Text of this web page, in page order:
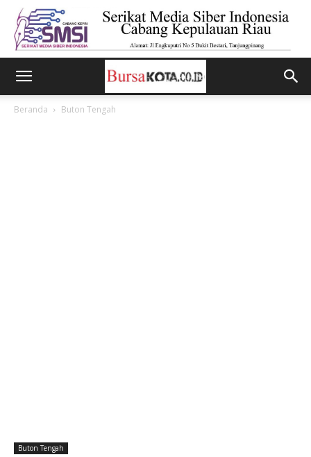
Beranda Buton Tengah
Buton Tengah